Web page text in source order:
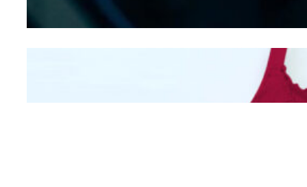
Mengintip Kepribadian
Wanita Dari Warna Bra